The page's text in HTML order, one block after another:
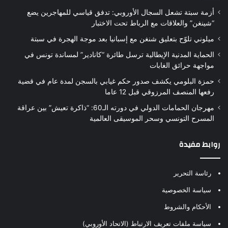
أزمة سبتة تشعل السجال الأوروبي: تدفق قياسي للمهاجرين يضع
“شينغن” والعلاقات مع الرباط تحت الاختبار
ميلوني تلوّح بتعليق شنغن مع إسبانيا بعد موجة الهجرة في سبتة
الحماية المدنية الإيطالية ترسل طائرة “كانادير” لمساندة تونس في
مواجهة حرائق الغابات
حمزة البلومي يكشف صدور حكم غيابي بالسجن لمدة عام في قضية
رفعها المنصف المرزوقي قبل 12 عاما
مهرجان الحمامات الدولي في دورته الـ60: “ذاكرة تعيش” بين عراقة
المسرح التونسي وسحر الموسيقى العالمية
روابط مفيدة
رئاسة التحرير
سياسة الخصوصية
الأحكام والشروط
سياسة ملفات تعريف الارتباط (الاتحاد الأوروبي)